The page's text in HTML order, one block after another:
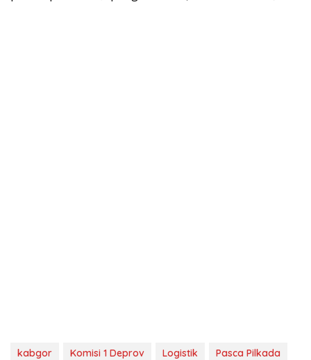
kabgor Komisi 1 Deprov Logistik Pasca Pilkada